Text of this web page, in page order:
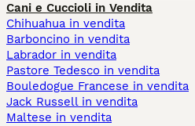
Cani e Cuccioli in Vendita
Chihuahua in vendita
Barboncino in vendita
Labrador in vendita
Pastore Tedesco in vendita
Bouledogue Francese in vendita
Jack Russell in vendita
Maltese in vendita